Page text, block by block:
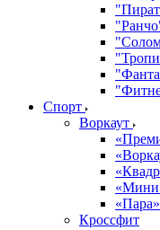
Спорт
Воркаут
«Пара»
Кроссфит